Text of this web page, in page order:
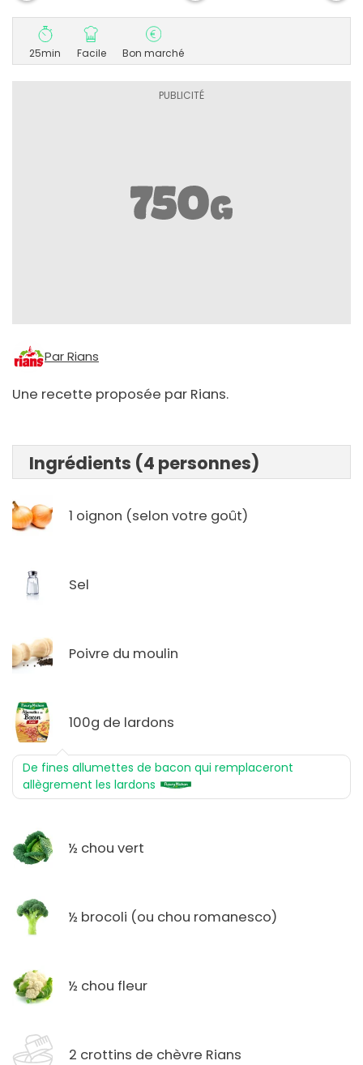
25min Facile Bon marché
Par Rians
Une recette proposée par Rians.
Ingrédients (4 personnes)
1 oignon (selon votre goût)
Sel
Poivre du moulin
100g de lardons
De fines allumettes de bacon qui remplaceront
allègrement les lardons
½ chou vert
½ brocoli (ou chou romanesco)
½ chou fleur
2 crottins de chèvre Rians